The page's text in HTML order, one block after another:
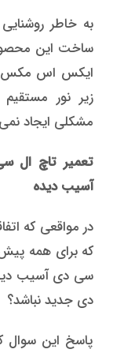
به خاطر
ساخت این
ایکس اس مکس
زیر نور
مشکلی ایجاد
تعمیر تاچ
آسیب دیده
در مواقعی که
که برای همه
سی دی آسیب
دی جدید نباشد؟
پاسخ این سوال